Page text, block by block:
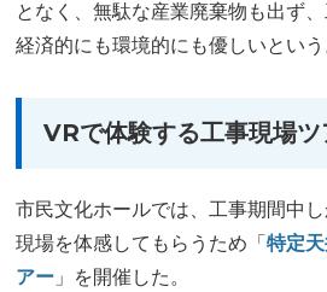
となく、無駄な産業廃棄物も出ず
経済的にも環境的にも優しいという
VRで体験する工事現場ツ
市民文化ホールでは、工事期間中
現場を体感してもらうため「特定
アー 」を開催した。